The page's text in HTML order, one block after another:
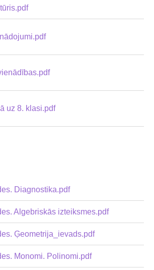
uz 8. klasi.pdf
Diagnostika.pdf
Algebriskās izteiksmes.pdf
Ģeometrija_ievads.pdf
Monomi. Polinomi.pdf